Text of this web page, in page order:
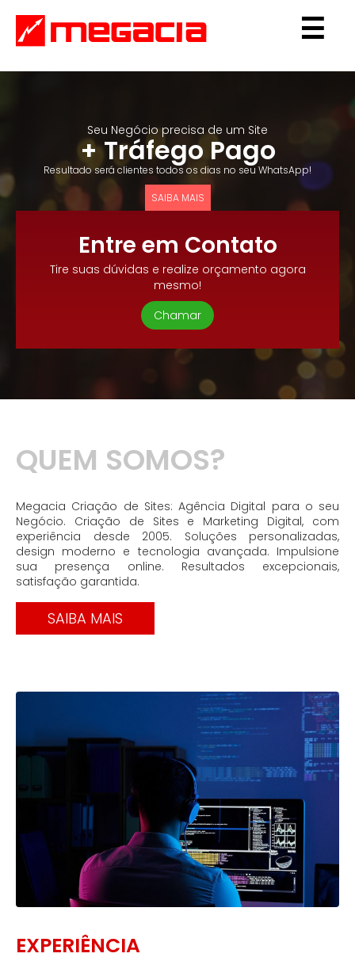
☰
Seu Negócio precisa de um Site
+ Tráfego Pago
Resultado será clientes todos os dias no seu WhatsApp!
SAIBA MAIS
Entre em Contato
Tire suas dúvidas e realize orçamento agora
mesmo!
Chamar
QUEM SOMOS?
Megacia Criação de Sites: Agência Digital para o seu
Negócio. Criação de Sites e Marketing Digital, com
experiência desde 2005. Soluções personalizadas,
design moderno e tecnologia avançada. Impulsione
sua presença online. Resultados excepcionais,
satisfação garantida.
SAIBA MAIS
EXPERIÊNCIA